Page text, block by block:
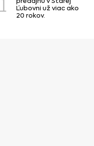
Ľubovni už viac ako
20 rokov.